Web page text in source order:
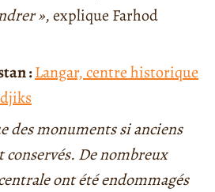
», explique Farhod
:Langar, centre historique
des monuments si anciens
De nombreux
ont été endommagés